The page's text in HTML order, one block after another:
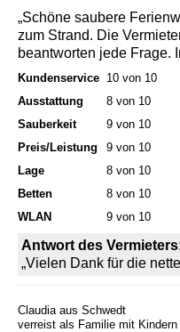
„Schöne saubere
zum Strand. Die
beantworten jede Frage.
Kundenservice 10 von 10
Ausstattung
8 von 10
Sauberkeit
9 von 10
Preis/Leistung
9 von 10
Lage
8 von 10
Betten
8 von 10
WLAN
9 von 10
Antwort des
„Vielen Dank für die
Claudia aus Schwedt
verreist als Familie mit Kindern